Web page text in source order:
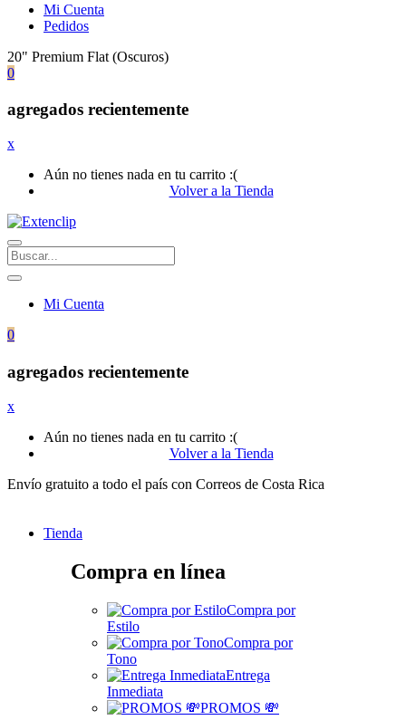
Mi Cuenta
Pedidos
20" Premium Flat (Oscuros)
0
agregados recientemente
x
Aún no tienes nada en tu carrito :(
Volver a la Tienda
Mi Cuenta
0
agregados recientemente
x
Aún no tienes nada en tu carrito :(
Volver a la Tienda
Envío gratuito a todo el país con Correos de Costa Rica
Tienda
Compra en línea
Compra por
Estilo
Compra por
Tono
Entrega
Inmediata
PROMOS 💸